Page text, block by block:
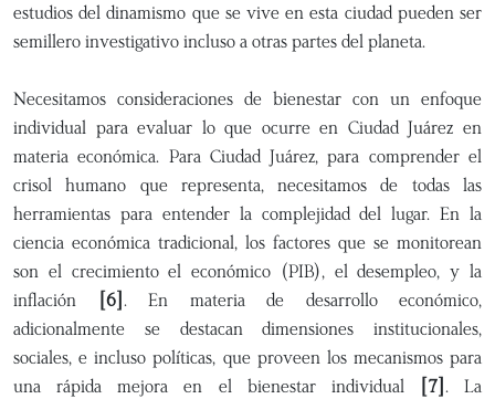
estudios del dinamismo que se vive en esta ciudad pueden ser
semillero investigativo incluso a otras partes del planeta.
Necesitamos consideraciones de bienestar con un enfoque
individual para evaluar lo que ocurre en Ciudad Juárez en
materia económica. Para Ciudad Juárez, para comprender el
crisol humano que representa, necesitamos de todas las
herramientas para entender la complejidad del lugar. En la
ciencia económica tradicional, los factores que se monitorean
son el crecimiento el económico (PIB), el desempleo, y la
inflación
[6] . En materia de desarrollo económico,
adicionalmente se destacan dimensiones institucionales,
sociales, e incluso políticas, que proveen los mecanismos para
una rápida mejora en el bienestar individual
[7] . La